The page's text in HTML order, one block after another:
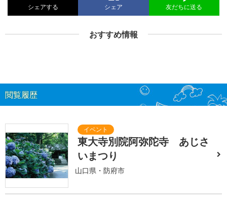
シェアする シェア 友だちに送る
おすすめ情報
閲覧履歴
東大寺別院阿弥陀寺 あじさ
いまつり
山口県・防府市